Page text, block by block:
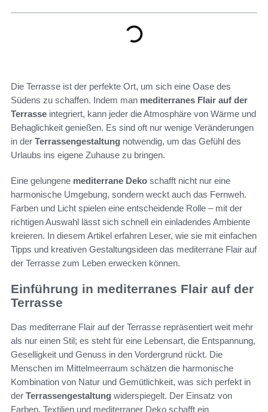
Die Terrasse ist der perfekte Ort, um sich eine Oase des
Südens zu schaffen. Indem man mediterranes Flair auf der
Terrasse integriert, kann jeder die Atmosphäre von Wärme und
Behaglichkeit genießen. Es sind oft nur wenige Veränderungen
in der Terrassengestaltung notwendig, um das Gefühl des
Urlaubs ins eigene Zuhause zu bringen.
Eine gelungene mediterrane Deko schafft nicht nur eine
harmonische Umgebung, sondern weckt auch das Fernweh.
Farben und Licht spielen eine entscheidende Rolle – mit der
richtigen Auswahl lässt sich schnell ein einladendes Ambiente
kreieren. In diesem Artikel erfahren Leser, wie sie mit einfachen
Tipps und kreativen Gestaltungsideen das mediterrane Flair auf
der Terrasse zum Leben erwecken können.
Einführung in mediterranes Flair auf der
Terrasse
Das mediterrane Flair auf der Terrasse repräsentiert weit mehr
als nur einen Stil; es steht für eine Lebensart, die Entspannung,
Geselligkeit und Genuss in den Vordergrund rückt. Die
Menschen im Mittelmeerraum schätzen die harmonische
Kombination von Natur und Gemütlichkeit, was sich perfekt in
der Terrassengestaltung widerspiegelt. Der Einsatz von
Farben, Textilien und mediterraner Deko schafft ein